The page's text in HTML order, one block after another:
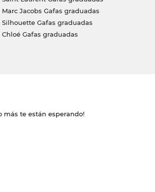
Marc Jacobs Gafas graduadas
Silhouette Gafas graduadas
Chloé Gafas graduadas
más te están esperando!